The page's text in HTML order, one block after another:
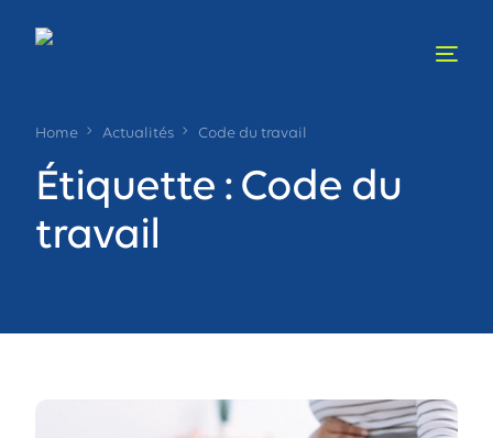
Home Actualités Code du travail
Étiquette : Code du
travail